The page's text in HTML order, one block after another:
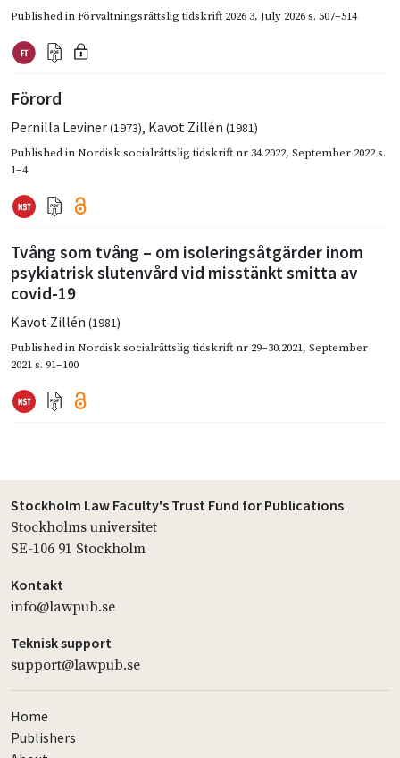
Published inFörvaltningsrättslig tidskrift 2026 3, July 2026s. 507–514
Förord
Pernilla Leviner(1973), Kavot Zillén (1981)
Published inNordisk socialrättslig tidskrift nr 34.2022, September 2022s.
1–4
Tvång som tvång – om isoleringsåtgärder inom
psykiatrisk slutenvård vid misstänkt smitta av
covid-19
Kavot Zillén (1981)
Published inNordisk socialrättslig tidskrift nr 29–30.2021, September
2021s. 91–100
Stockholm Law Faculty's Trust Fund for Publications
Stockholms universitet
SE-106 91 Stockholm
Kontakt
info@lawpub.se
Teknisk support
support@lawpub.se
Home
Publishers